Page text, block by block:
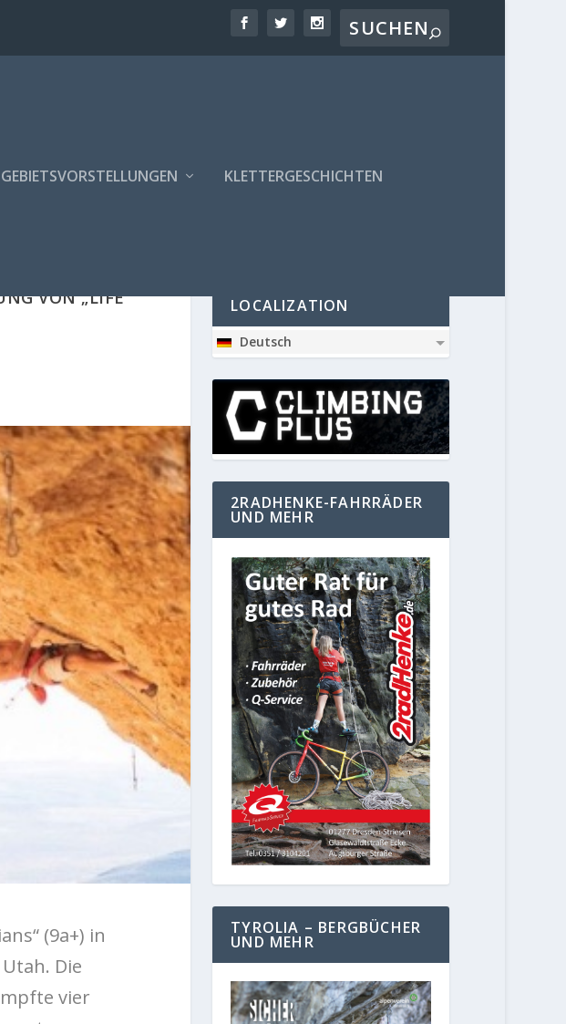
GEBIETSVORSTELLUNGEN KLETTERGESCHICHTEN
VON „LIFE
(9a+) in
Die
vier
LOCALIZATION
Deutsch
2RADHENKE-FAHRRÄDER
UND MEHR
TYROLIA – BERGBÜCHER
UND MEHR